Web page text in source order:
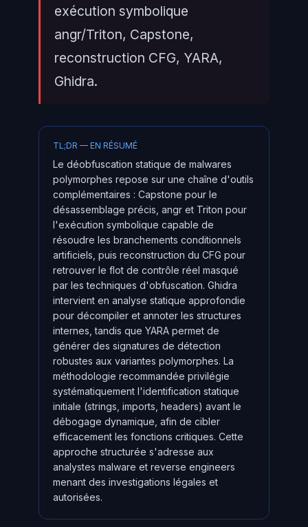
exécution symbolique
angr/Triton, Capstone,
reconstruction CFG, YARA,
Ghidra.
TL;DR — EN RÉSUMÉ
Le déobfuscation statique de malwares
polymorphes repose sur une chaîne d'outils
complémentaires : Capstone pour le
désassemblage précis, angr et Triton pour
l'exécution symbolique capable de
résoudre les branchements conditionnels
artificiels, puis reconstruction du CFG pour
retrouver le flot de contrôle réel masqué
par les techniques d'obfuscation. Ghidra
intervient en analyse statique approfondie
pour décompiler et annoter les structures
internes, tandis que YARA permet de
générer des signatures de détection
robustes aux variantes polymorphes. La
méthodologie recommandée privilégie
systématiquement l'identification statique
initiale (strings, imports, headers) avant le
débogage dynamique, afin de cibler
efficacement les fonctions critiques. Cette
approche structurée s'adresse aux
analystes malware et reverse engineers
menant des investigations légales et
autorisées.